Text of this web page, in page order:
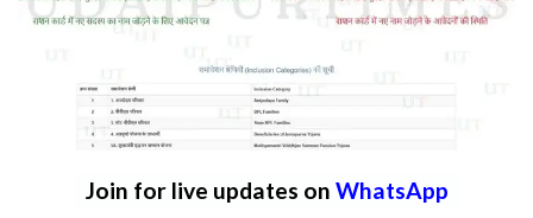
Join for live updates on WhatsApp